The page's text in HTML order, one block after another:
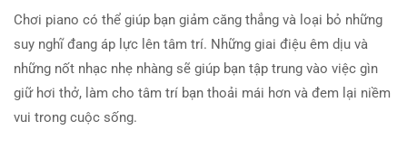
Chơi piano có thể giúp bạn giảm căng thẳng và loại bỏ những
suy nghĩ đang áp lực lên tâm trí. Những giai điệu êm dịu và
những nốt nhạc nhẹ nhàng sẽ giúp bạn tập trung vào việc gìn
giữ hơi thở, làm cho tâm trí bạn thoải mái hơn và đem lại niềm
vui trong cuộc sống.